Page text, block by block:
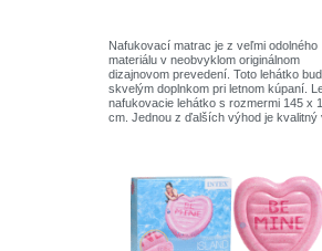
Nafukovací matrac je z veľmi odolného
materiálu v neobvyklom originálnom
dizajnovom prevedení. Toto lehátko
skvelým doplnkom pri letnom kúpaní.
nafukovacie lehátko s rozmermi 145 x
cm. Jednou z ďalších výhod je kvalitný
Držiak na pitie
Vyrobené z kvalitného materiálu
Obsahuje záplatu pre rýchle zalepenie